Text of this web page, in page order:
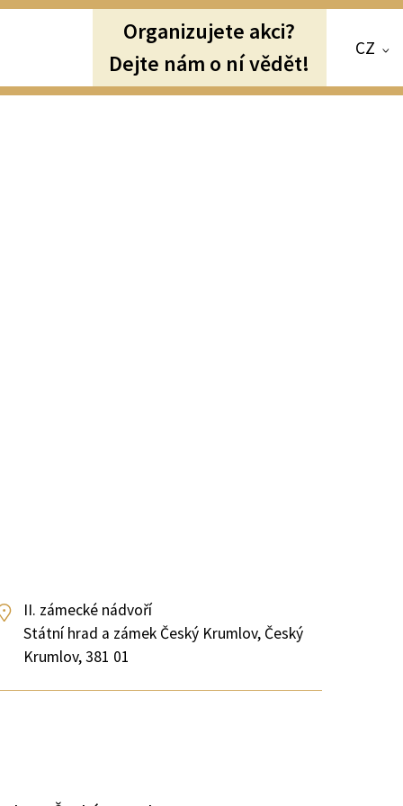
Organizujete akci?
Dejte nám o ní vědět!
CZ
II. zámecké nádvoří
Státní hrad a zámek Český Krumlov, Český
Krumlov, 381 01